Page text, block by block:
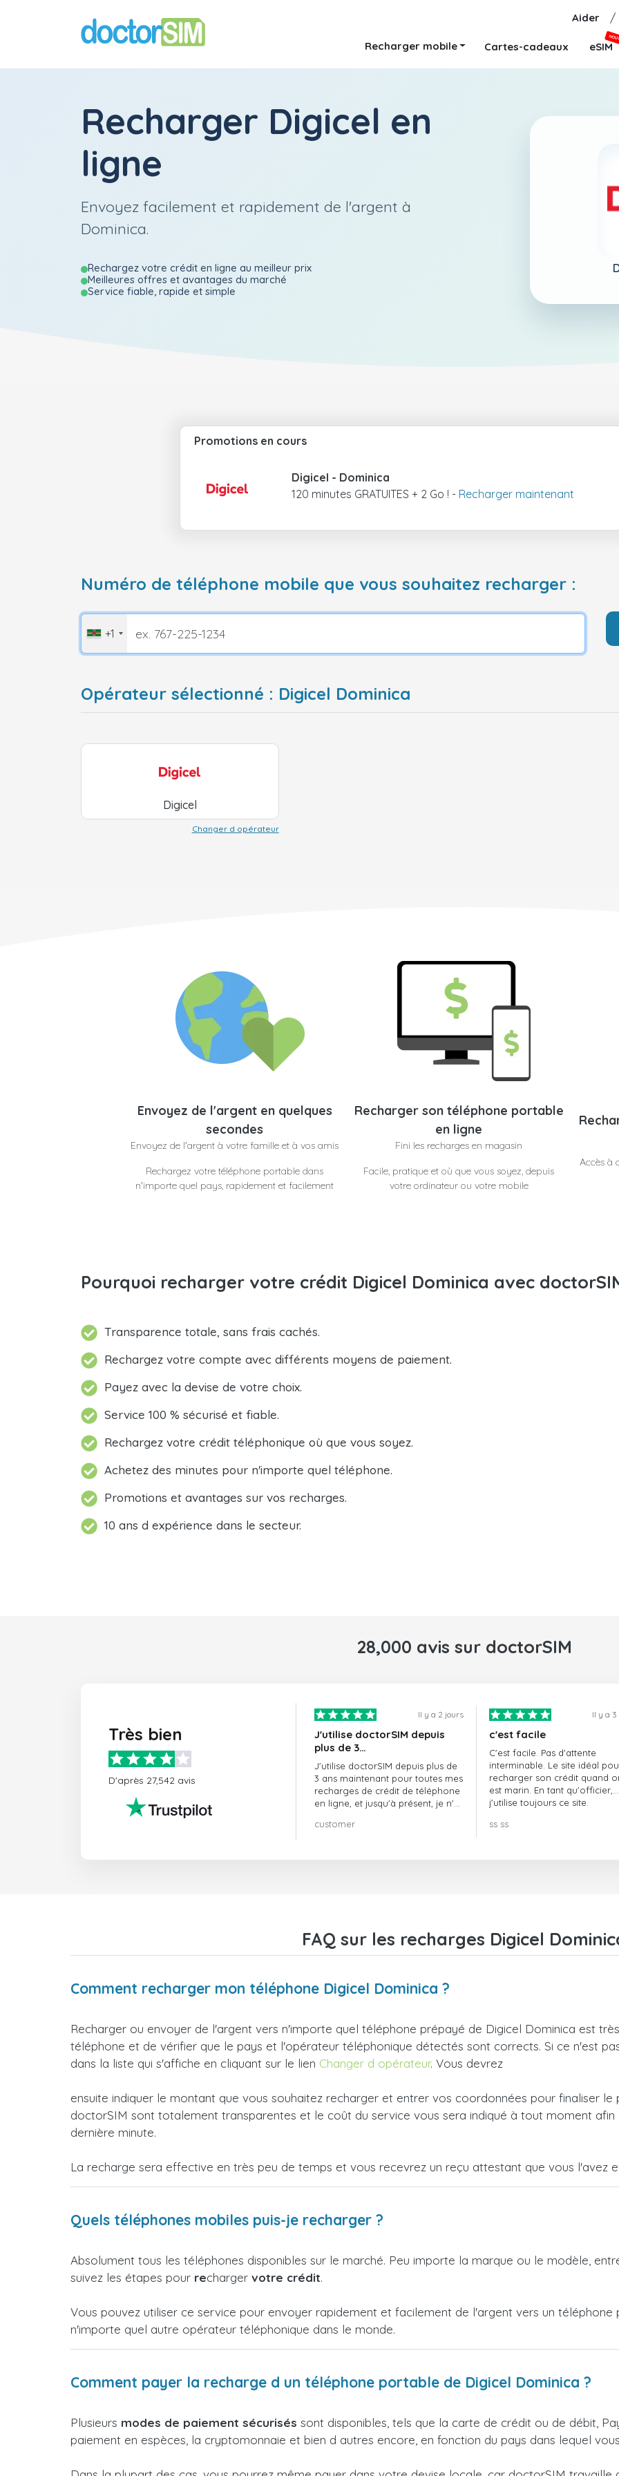
Aider /
Recharger mobile Cartes-cadeaux eSIM
Recharger Digicel en
ligne
Envoyez facilement et rapidement de l'argent à
Dominica.
Rechargez votre crédit en ligne au meilleur prix
Meilleures offres et avantages du marché
Service fiable, rapide et simple
Promotions en cours
Digicel - Dominica
120 minutes GRATUITES + 2 Go ! - Recharger maintenant
Numéro de téléphone mobile que vous souhaitez recharger :
+1
Opérateur sélectionné : Digicel Dominica
Digicel
Changer d opérateur
Envoyez de l'argent en quelques
secondes
Envoyez de l'argent à votre famille et à vos amis
Rechargez votre téléphone portable dans
n'importe quel pays, rapidement et facilement
Recharger son téléphone portable
en ligne
Fini les recharges en magasin
Facile, pratique et où que vous soyez, depuis
votre ordinateur ou votre mobile
Accès à
Pourquoi recharger votre crédit Digicel Dominica avec
Transparence totale, sans frais cachés.
Rechargez votre compte avec différents moyens de paiement.
Payez avec la devise de votre choix.
Service 100 % sécurisé et fiable.
Rechargez votre crédit téléphonique où que vous soyez.
Achetez des minutes pour n'importe quel téléphone.
Promotions et avantages sur vos recharges.
10 ans d expérience dans le secteur.
28,000 avis sur doctorSIM
Très bien
D'après 27,542 avis
Il y a 2 jours
J'utilise doctorSIM depuis
plus de 3…
J'utilise doctorSIM depuis plus de
3 ans maintenant pour toutes mes
recharges de crédit de téléphone
en ligne, et jusqu'à présent, je n'ai
vivement !!!
customer
Il y a
c'est facile
C'est facile. Pas d'attente
interminable. Le site idéal
recharger son crédit quand
est marin. En tant qu'officier,
j'utilise toujours ce site.
ss ss
FAQ sur les recharges Digicel
Comment recharger mon téléphone Digicel Dominica ?
Recharger ou envoyer de l'argent vers n'importe quel téléphone prépayé de Digicel Dominica est
téléphone et de vérifier que le pays et l'opérateur téléphonique détectés sont corrects. Si ce n'est
dans la liste qui s'affiche en cliquant sur le lien Changer d opérateur. Vous devrez
ensuite indiquer le montant que vous souhaitez recharger et entrer vos coordonnées pour finaliser le
doctorSIM sont totalement transparentes et le coût du service vous sera indiqué à tout moment afin
dernière minute.
La recharge sera effective en très peu de temps et vous recevrez un reçu attestant que vous l'avez
Quels téléphones mobiles puis-je recharger ?
Absolument tous les téléphones disponibles sur le marché. Peu importe la marque ou le modèle,
suivez les étapes pour recharger votre crédit.
Vous pouvez utiliser ce service pour envoyer rapidement et facilement de l'argent vers un
n'importe quel autre opérateur téléphonique dans le monde.
Comment payer la recharge d un téléphone portable de Digicel Dominica ?
Plusieurs modes de paiement sécurisés sont disponibles, tels que la carte de crédit ou de débit,
paiement en espèces, la cryptomonnaie et bien d autres encore, en fonction du pays dans lequel